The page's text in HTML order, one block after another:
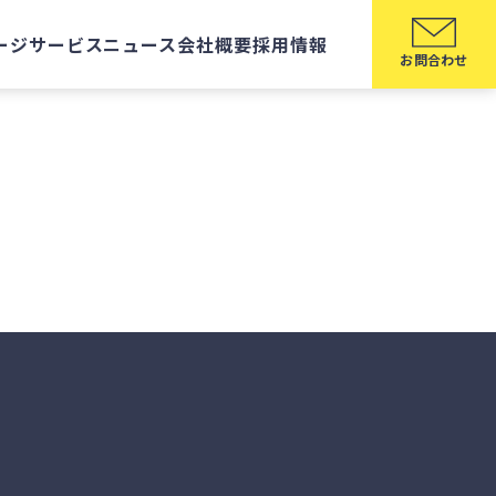
ジサービスニュース会社概要採用情報
お問合わせ